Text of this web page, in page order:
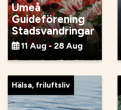
Umeå
Guideförening
Stadsvandringar
11 Aug - 28 Aug
Hälsa, friluftsliv